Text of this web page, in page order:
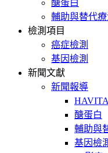
醣蛋白
輔助與替代療
檢測項目
癌症檢測
基因檢測
新聞文獻
新聞報導
醣蛋白
輔助與
基因檢